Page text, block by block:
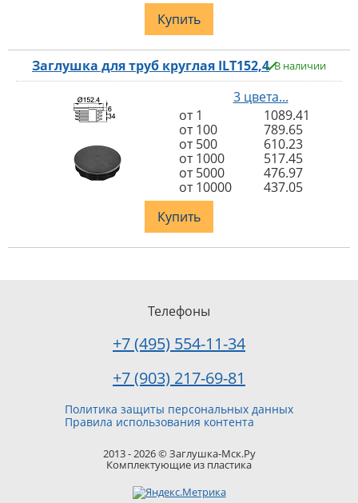
Купить
Заглушка для труб круглая ILT152,4 В наличии
3 цвета...
от 1
1089.41
от 100
789.65
от 500
610.23
от 1000
517.45
от 5000
476.97
от 10000
437.05
Купить
2013 - 2026 © Заглушка-Мск.Ру
Комплектующие из пластика
Политика защиты персональных данных
Правила использования контента
Телефоны
+7 (495) 554-11-34
+7 (903) 217-69-81